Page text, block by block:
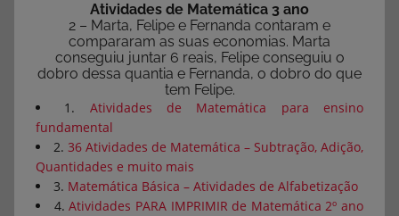
Atividades de Matemática 3 ano
2 – Marta, Felipe e Fernanda contaram e
compararam as suas economias. Marta
conseguiu juntar 6 reais, Felipe conseguiu o
dobro dessa quantia e Fernanda, o dobro do que
tem Felipe.
1. Atividades de Matemática para ensino
fundamental
2. 36 Atividades de Matemática – Subtração, Adição,
Quantidades e muito mais
3. Matemática Básica – Atividades de Alfabetização
4.Atividades PARA IMPRIMIR de Matemática 2º ano